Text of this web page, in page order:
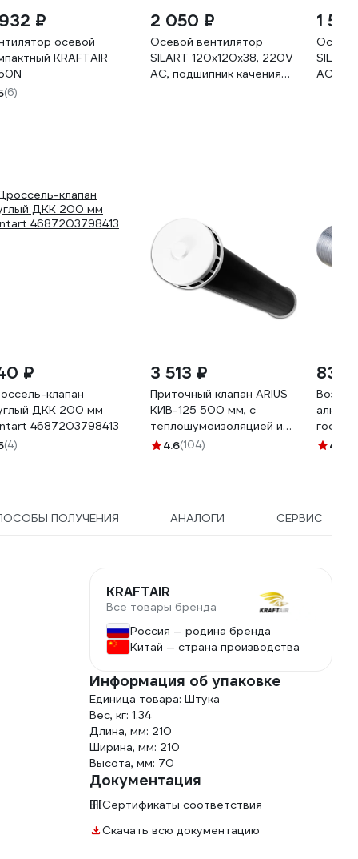
₽
осевой
KRAFTAIR
(6)
2 050 ₽
Осевой вентилятор
SILART 120x120x38, 220V
AC, подшипник качения
1
AC,
₽
клапан
ДКК 200 мм
4687203798413
(4)
3 513 ₽
Приточный клапан ARIUS
КИВ-125 500 мм, с
теплошумоизоляцией и
круглой наружной
4.6(104)
830
до 3
4.3
ПОЛУЧЕНИЯ АНАЛОГИ СЕРВИС
KRAFTAIR
Все товары бренда
Россия — родина бренда
Китай — страна производства
Информация об упаковке
Единица товара: Штука
Вес, кг: 1.34
Длина, мм: 210
Ширина, мм: 210
Высота, мм: 70
Документация
Сертификаты соответствия
Скачать всю документацию